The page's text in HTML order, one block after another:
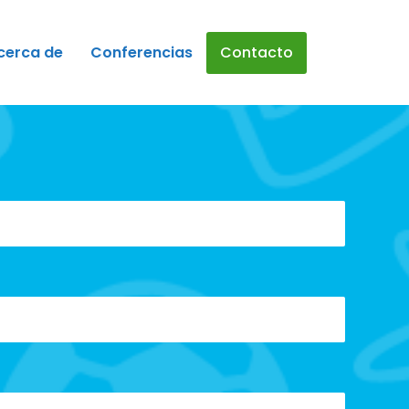
de Conferencias Contacto